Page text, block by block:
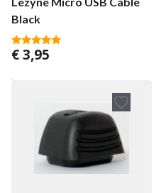
Black
5.00
van 5
€3,95